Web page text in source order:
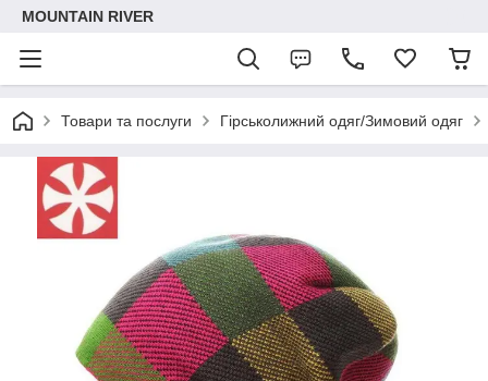
MOUNTAIN RIVER
Товари та послуги Гірськолижний одяг/Зимовий одяг